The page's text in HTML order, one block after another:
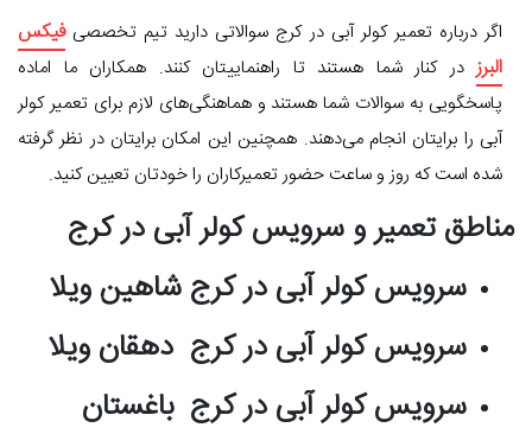
اگر درباره تعمیر کولر آبی در کرج سوالاتی دارید تیم تخصصیفیکس
البرزدر کنار شما هستند تا راهنماییتان کنند. همکاران ما اماده
پاسخگویی به سوالات شما هستند و هماهنگی‌های لازم برای تعمیر کولر
آبی را برایتان انجام می‌دهند. همچنین این امکان برایتان در نظر گرفته
شده است که روز و ساعت حضور تعمیرکاران را خودتان تعیین کنید.
مناطق تعمیر و سرویس کولر آبی در کرج
سرویس کولر آبی در کرج شاهین ویلا
سرویس کولر آبی در کرج دهقان ویلا
سرویس کولر آبی در کرج باغستان